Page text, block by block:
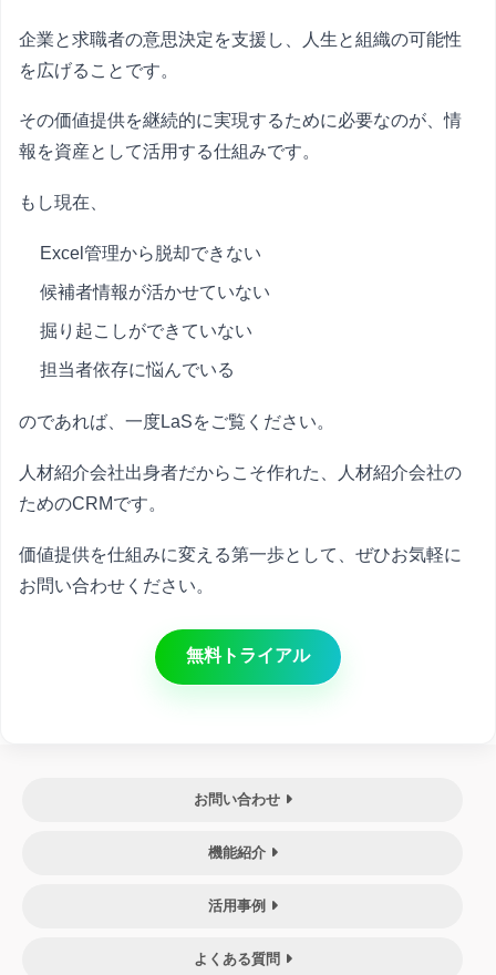
企業と求職者の意思決定を支援し、人生と組織の可能性
を広げることです。
その価値提供を継続的に実現するために必要なのが、情
報を資産として活用する仕組みです。
もし現在、
Excel管理から脱却できない
候補者情報が活かせていない
掘り起こしができていない
担当者依存に悩んでいる
のであれば、一度LaSをご覧ください。
人材紹介会社出身者だからこそ作れた、人材紹介会社の
ためのCRMです。
価値提供を仕組みに変える第一歩として、ぜひお気軽に
お問い合わせください。
無料トライアル
お問い合わせ
機能紹介
活用事例
よくある質問